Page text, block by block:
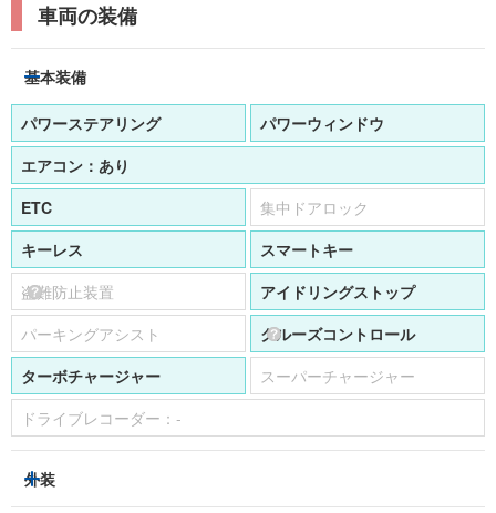
車両の装備
基本装備
パワーステアリング
パワーウィンドウ
エアコン： あり
ETC
集中ドアロック
キーレス
スマートキー
盗難防止装置
アイドリングストップ
パーキングアシスト
クルーズコントロール
ターボチャージャー
スーパーチャージャー
ドライブレコーダー： -
外装